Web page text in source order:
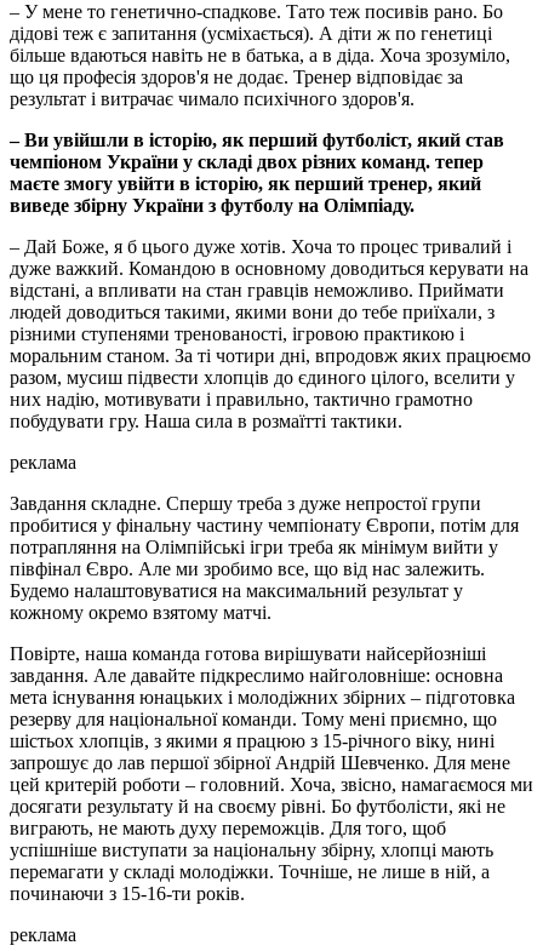
– У мене то генетично-спадкове. Тато теж посивів рано. Бо
дідові теж є запитання (усміхається). А діти ж по генетиці
більше вдаються навіть не в батька, а в діда. Хоча зрозуміло,
що ця професія здоров'я не додає. Тренер відповідає за
результат і витрачає чимало психічного здоров'я.
– Ви увійшли в історію, як перший футболіст, який став
чемпіоном України у складі двох різних команд. тепер
маєте змогу увійти в історію, як перший тренер, який
виведе збірну України з футболу на Олімпіаду.
– Дай Боже, я б цього дуже хотів. Хоча то процес тривалий і
дуже важкий. Командою в основному доводиться керувати на
відстані, а впливати на стан гравців неможливо. Приймати
людей доводиться такими, якими вони до тебе приїхали, з
різними ступенями тренованості, ігровою практикою і
моральним станом. За ті чотири дні, впродовж яких працюємо
разом, мусиш підвести хлопців до єдиного цілого, вселити у
них надію, мотивувати і правильно, тактично грамотно
побудувати гру. Наша сила в розмаїтті тактики.
реклама
Завдання складне. Спершу треба з дуже непростої групи
пробитися у фінальну частину чемпіонату Європи, потім для
потрапляння на Олімпійські ігри треба як мінімум вийти у
півфінал Євро. Але ми зробимо все, що від нас залежить.
Будемо налаштовуватися на максимальний результат у
кожному окремо взятому матчі.
Повірте, наша команда готова вирішувати найсерйозніші
завдання. Але давайте підкреслимо найголовніше: основна
мета існування юнацьких і молодіжних збірних – підготовка
резерву для національної команди. Тому мені приємно, що
шістьох хлопців, з якими я працюю з 15-річного віку, нині
запрошує до лав першої збірної Андрій Шевченко. Для мене
цей критерій роботи – головний. Хоча, звісно, намагаємося ми
досягати результату й на своєму рівні. Бо футболісти, які не
виграють, не мають духу переможців. Для того, щоб
успішніше виступати за національну збірну, хлопці мають
перемагати у складі молодіжки. Точніше, не лише в ній, а
починаючи з 15-16-ти років.
реклама